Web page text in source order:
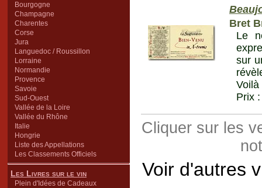
Bourgogne
Champagne
Charentes
Corse
Jura
Languedoc / Roussillon
Lorraine
Normandie
Provence
Savoie
Sud-Ouest
Vallée de la Loire
Vallée du Rhône
Italie
Hongrie
Liste des Appellations
Les Classements Officiels
Les Livres sur le vin
Plein d'Idées de Cadeaux
Bret
Le
sur
Voilà
Prix
Cliquer sur les
Voir d'autres